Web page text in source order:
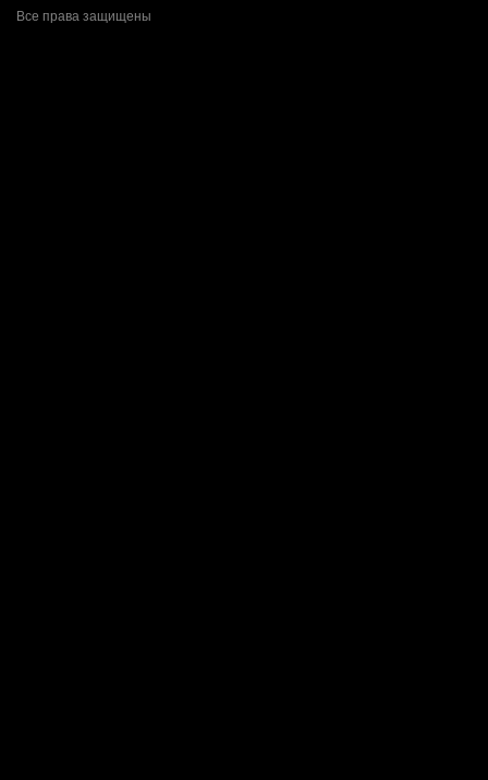
Все права защищены